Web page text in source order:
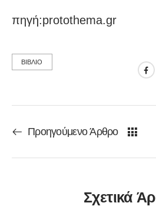
πηγή:protothema.gr
ΒΙΒΛΙΟ
Προηγούμενο Άρθρο
Σχετικά